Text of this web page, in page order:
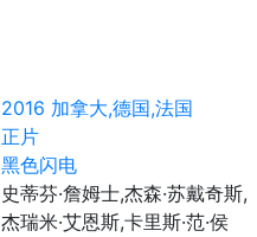
2016 加拿大,德国,法国
正片
黑色闪电
史蒂芬·詹姆士,杰森·苏戴奇斯,
杰瑞米·艾恩斯,卡里斯·范·侯